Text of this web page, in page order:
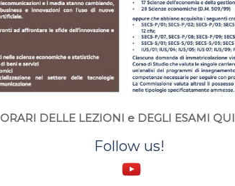
ORARI DELLE LEZIONI e DEGLI ESAMI QUI
Follow us!